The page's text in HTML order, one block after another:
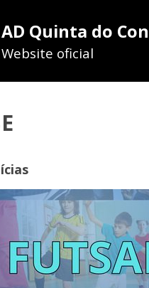
AD Quinta do
Website oficial